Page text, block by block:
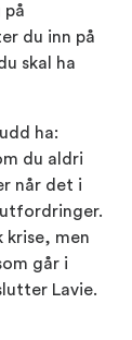
på
du inn på
skal ha
ha:
du aldri
når det i
krise, men
går i
Lavie.